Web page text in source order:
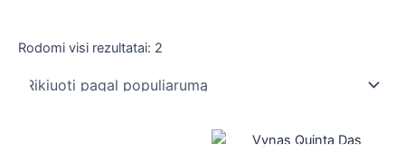
Rodomi visi rezultatai: 2